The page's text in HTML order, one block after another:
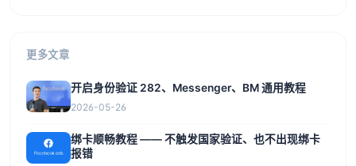
更多文章
开启身份验证 282、Messenger、BM 通用教程
2026-05-26
绑卡顺畅教程 —— 不触发国家验证、也不出现绑卡
报错